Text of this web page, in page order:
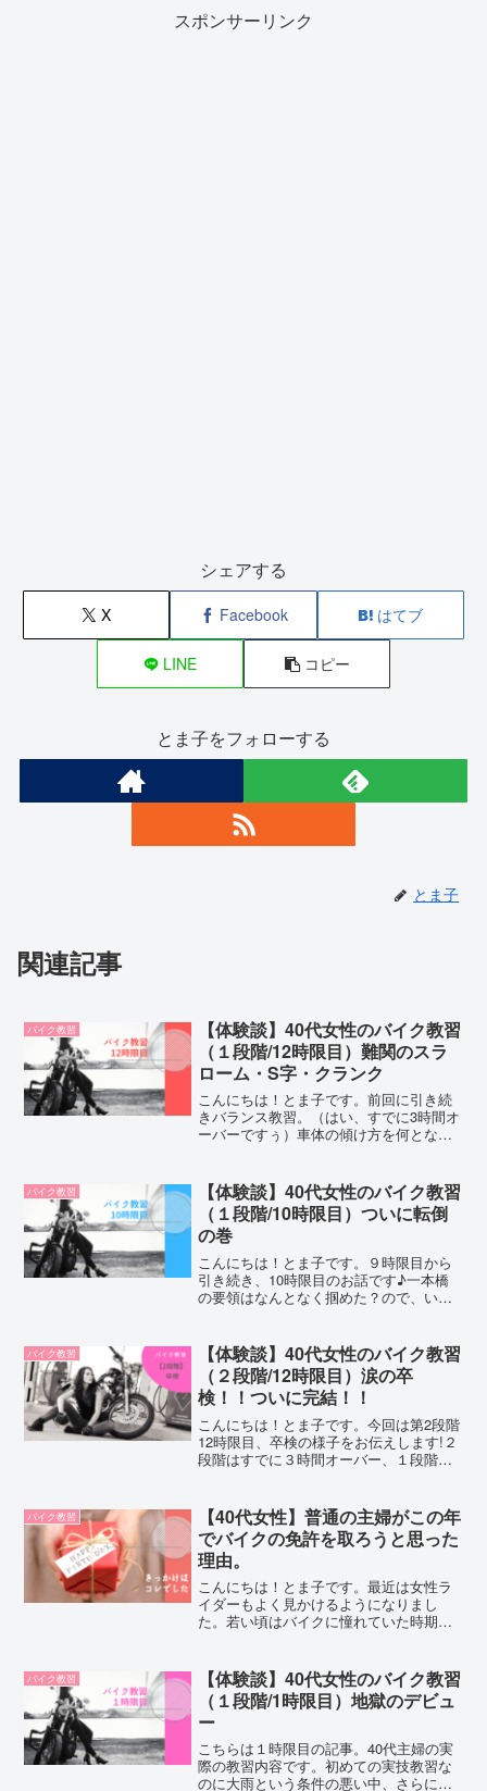
スポンサーリンク
シェアする
X Facebook はてブ
LINE コピー
とま子をフォローする
とま子
関連記事
バイク教習
【体験談】40代女性のバイク教習
（１段階/12時限目）難関のスラ
ローム・S字・クランク
こんにちは！とま子です。前回に引き続
きバランス教習。（はい、すでに3時間オ
ーバーですぅ）車体の傾け方を何となく
っかくの感覚もリセットされてしまいま
すからね(^^;)しか...
バイク教習
【体験談】40代女性のバイク教習
（１段階/10時限目）ついに転倒
の巻
こんにちは！とま子です。９時限目から
引き続き、10時限目のお話です♪一本橋
の要領はなんとなく掴めた？ので、いよ
すので、この時点で1時間オーバーという
ことになります。...
バイク教習
【体験談】40代女性のバイク教習
（２段階/12時限目）涙の卒
検！！ついに完結！！
こんにちは！とま子です。今回は第2段階
12時限目、卒検の様子をお伝えします!２
段階はすでに３時間オーバー、１段階と
規定17時間の技能教習を、25時間かけて
クリアした私の...
バイク教習
【40代女性】普通の主婦がこの年
でバイクの免許を取ろうと思った
理由。
こんにちは！とま子です。最近は女性ラ
イダーもよく見かけるようになりまし
た。若い頃はバイクに憧れていた時期も
らこそ、女性ライダーは何をきっかけに
免許取得に踏み切るのでしょ...
バイク教習
【体験談】40代女性のバイク教習
（１段階/1時限目）地獄のデビュ
ー
こちらは１時限目の記事。40代主婦の実
際の教習内容です。初めての実技教習な
のに大雨という条件の悪い中、さらに出